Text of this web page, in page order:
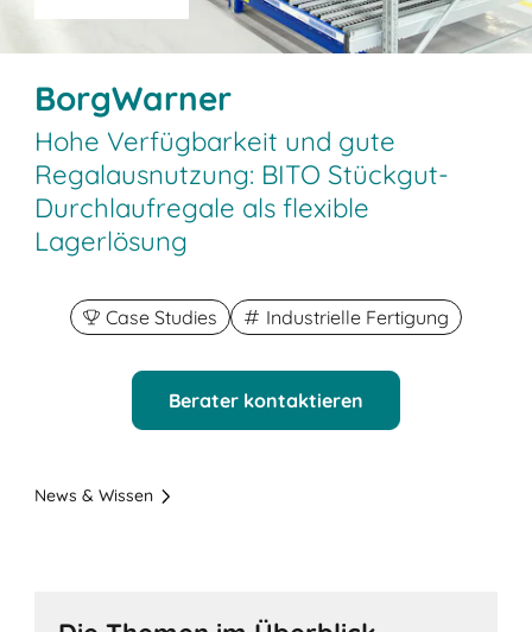
BorgWarner
Hohe Verfügbarkeit und gute
Regalausnutzung: BITO Stückgut-
Durchlaufregale als flexible
Lagerlösung
Case Studies Industrielle Fertigung
Berater kontaktieren
News & Wissen